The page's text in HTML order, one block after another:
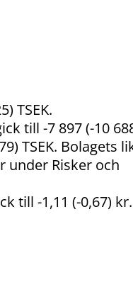
TSEK.
till -7 897 (-10
TSEK. Bolagets
under Risker och
till -1,11 (-0,67) kr.